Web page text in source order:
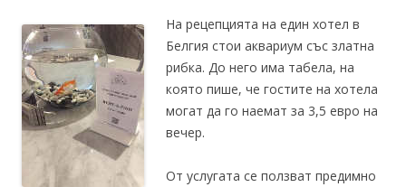
На рецепцията на един хотел в
Белгия стои аквариум със златна
рибка. До него има табела, на
която пише, че гостите на хотела
могат да го наемат за 3,5 евро на
вечер.
От услугата се ползват предимно